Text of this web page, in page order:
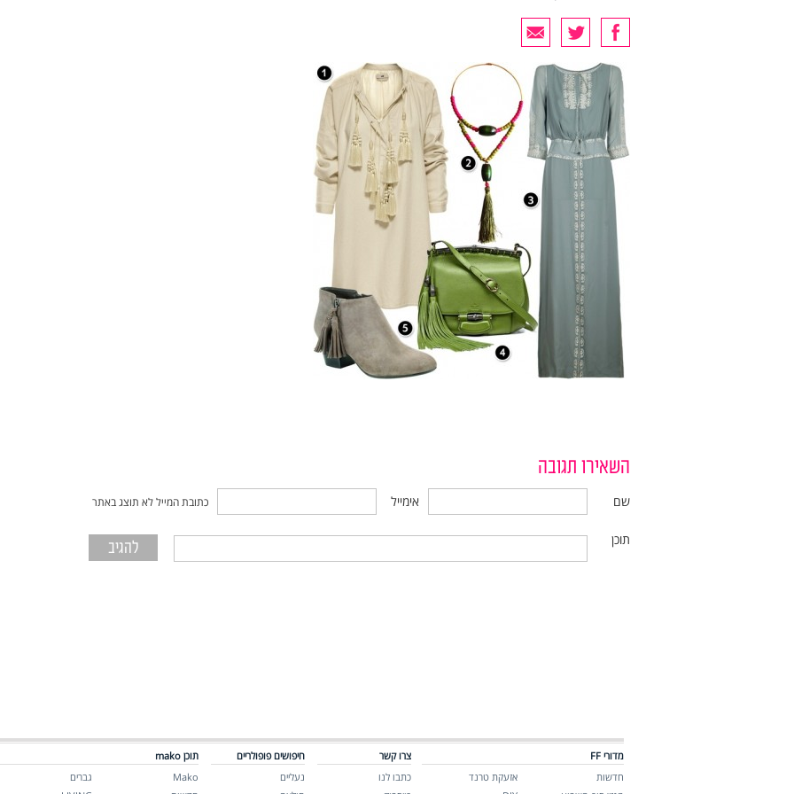
השאירו תגובה
שם אימייל כתובת המייל לא תוצג באתר
תוכן
מדורי FF
חדשות
אזעקת טרנד
צרו קשר
כתבו לנו
חיפושים פופולריים
נעליים
תוכן mako
Mako
גברים